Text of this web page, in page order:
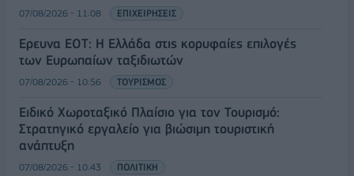
07/08/2026 - 11:08 ΕΠΙΧΕΙΡΗΣΕΙΣ
Έρευνα ΕΟΤ: Η Ελλάδα στις κορυφαίες επιλογές
των Ευρωπαίων ταξιδιωτών
07/08/2026 - 10:56 ΤΟΥΡΙΣΜΟΣ
Ειδικό Χωροταξικό Πλαίσιο για τον Τουρισμό:
Στρατηγικό εργαλείο για βιώσιμη τουριστική
ανάπτυξη
07/08/2026 - 10:43 ΠΟΛΙΤΙΚΗ